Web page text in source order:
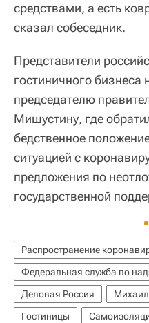
средствами, а есть
сказал собеседник.
Представители
гостиничного
председателю
Мишустину, где
бедственное
ситуацией с
предложения по
государственной
Распространение
Деловая Россия
Гостиницы